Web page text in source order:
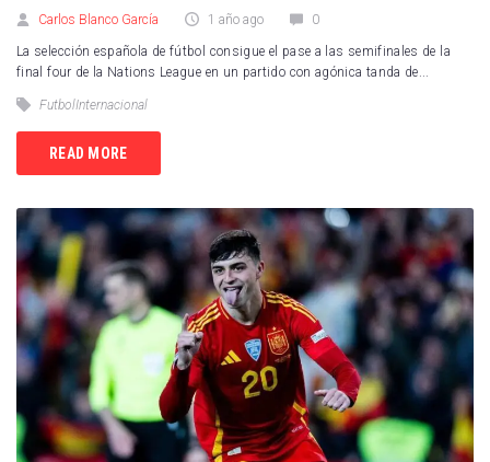
Carlos Blanco García 1 año ago 0
La selección española de fútbol consigue el pase a las semifinales de la
final four de la Nations League en un partido con agónica tanda de...
FutbolInternacional
READ MORE